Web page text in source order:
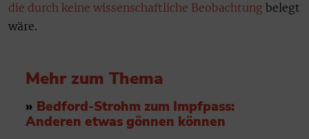
die durch keine wissenschaftliche Beobachtung belegt
wäre.
Mehr zum Thema
» Bedford-Strohm zum Impfpass:
Anderen etwas gönnen können